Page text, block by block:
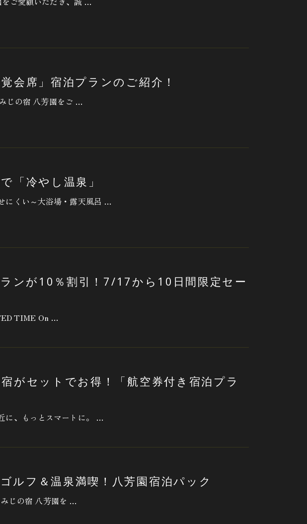
会席」宿泊プランのご紹介！
じの宿 八芳園をご …
「冷やし温泉」
にくい～大浴場・露天風呂 …
ンが10％割引！7/17から10日間限定セー
TIME On …
がセットでお得！「航空券付き宿泊プラ
に、もっとスマートに。 …
ルフ＆温泉満喫！八芳園宿泊パック
じの宿 八芳園を …